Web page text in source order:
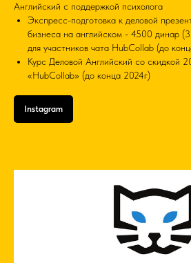
Английский с поддержкой психолога
Экспресс-подготовка к деловой
бизнеса на английском - 4500 динар
для участников чата HubCollab (до
Курс Деловой Английский со скидкой
«HubCollab» (до конца 2024г)
Instagram